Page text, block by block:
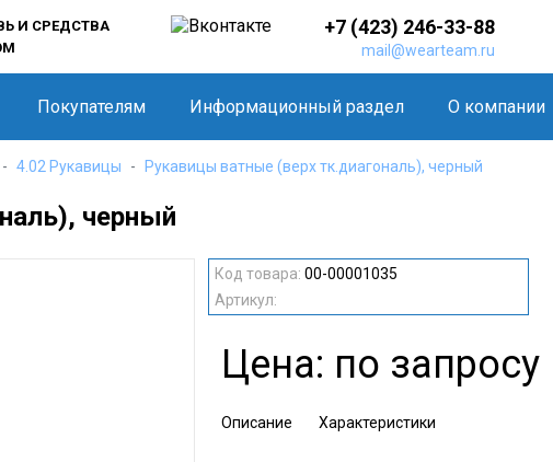
И СРЕДСТВА
+7 (423) 246-33-88
mail@wearteam.ru
Покупателям Информационный раздел О компании
4.02 Рукавицы Рукавицы ватные (верх тк.диагональ), черный
черный
Код товара: 00-00001035
Артикул:
Цена: по запросу
Описание Характеристики